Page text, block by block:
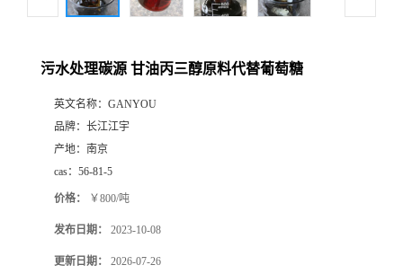
污水处理碳源 甘油丙三醇原料代替葡萄糖
英文名称： GANYOU
品牌： 长江江宇
产地： 南京
cas： 56-81-5
价格： ￥800/吨
发布日期： 2023-10-08
更新日期： 2026-07-26